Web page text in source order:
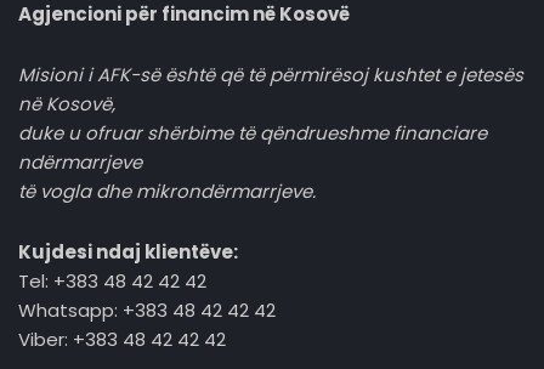
Agjencioni për financim në Kosovë
Misioni i AFK-së është që të përmirësoj kushtet e jetesës
në Kosovë,
duke u ofruar shërbime të qëndrueshme financiare
ndërmarrjeve
të vogla dhe mikrondërmarrjeve.
Kujdesi ndaj klientëve:
Tel: +383 48 42 42 42
Whatsapp: +383 48 42 42 42
Viber: +383 48 42 42 42